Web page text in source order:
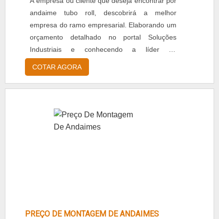
andaime tubo roll, descobrirá a melhor
empresa do ramo empresarial. Elaborando um
orçamento detalhado no portal Soluções
Industriais e conhecendo a líder do
segmento.MAIS DETALHES SOBRE ANDAIME
TUBO ROLLQuem quer encontrar andaime
placa de base elevatória, oferecendo sempre a
melhor opção para o cliente final.Ainda
COTAR AGORA
PREÇO DE MONTAGEM DE ANDAIMES